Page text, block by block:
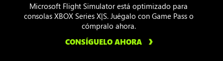
Microsoft Flight Simulator está optimizado para
consolas XBOX Series X|S. Juégalo con Game Pass o
cómpralo ahora.
CONSÍGUELO AHORA